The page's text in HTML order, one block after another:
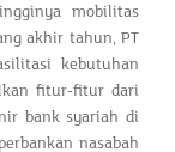
mobilitas
akhir tahun, PT
kebutuhan
fitur-fitur dari
bank syariah di
nasabah